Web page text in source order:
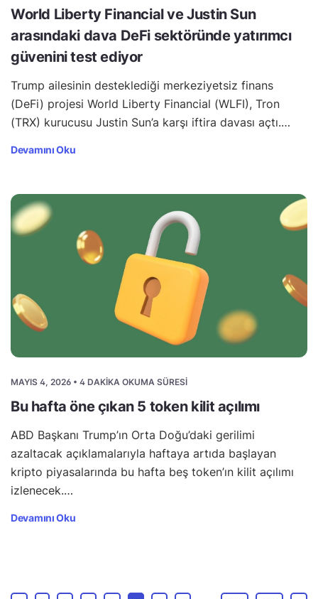
World Liberty Financial ve Justin Sun
arasındaki dava DeFi sektöründe yatırımcı
güvenini test ediyor
Trump ailesinin desteklediği merkeziyetsiz finans
(DeFi) projesi World Liberty Financial (WLFI), Tron
(TRX) kurucusu Justin Sun’a karşı iftira davası açtı.…
Devamını Oku
MAYIS 4, 2026 • 4 DAKIKA OKUMA SÜRESI
Bu hafta öne çıkan 5 token kilit açılımı
ABD Başkanı Trump’ın Orta Doğu’daki gerilimi
azaltacak açıklamalarıyla haftaya artıda başlayan
kripto piyasalarında bu hafta beş token’ın kilit açılımı
izlenecek.…
Devamını Oku